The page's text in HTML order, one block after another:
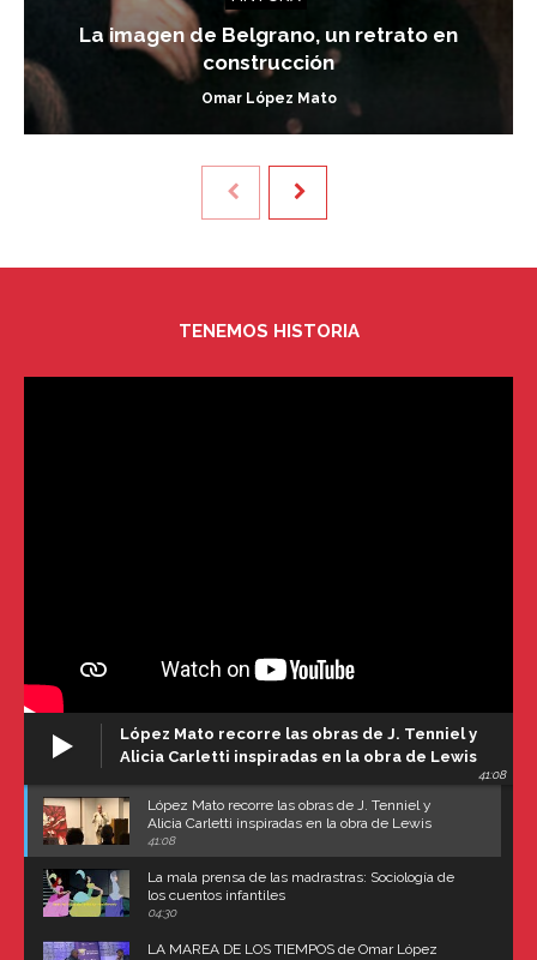
La imagen de Belgrano, un retrato en
construcción
Omar López Mato
TENEMOS HISTORIA
López Mato recorre las obras de J. Tenniel y
Alicia Carletti inspiradas en la obra de Lewis
41:08
López Mato recorre las obras de J. Tenniel y
Alicia Carletti inspiradas en la obra de Lewis
Carroll
41:08
La mala prensa de las madrastras: Sociología de
los cuentos infantiles
04:30
LA MAREA DE LOS TIEMPOS de Omar López